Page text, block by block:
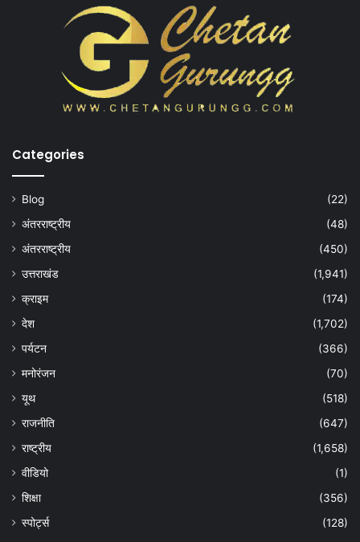
Categories
Blog
(22)
अंतरराष्ट्रीय
(48)
अंतरराष्ट्रीय
(450)
उत्तराखंड
(1,941)
क्राइम
(174)
देश
(1,702)
पर्यटन
(366)
मनोरंजन
(70)
यूथ
(518)
राजनीति
(647)
राष्ट्रीय
(1,658)
वीडियो
(1)
शिक्षा
(356)
स्पोर्ट्स
(128)